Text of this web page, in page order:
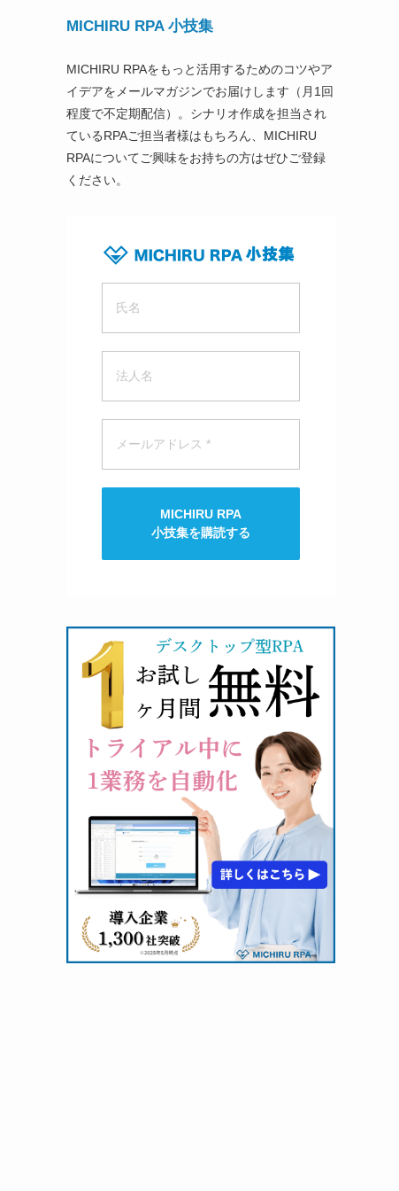
MICHIRU RPA 小技集
MICHIRU RPAをもっと活用するためのコツやア
イデアをメールマガジンでお届けします（月1回
程度で不定期配信）。シナリオ作成を担当され
ているRPAご担当者様はもちろん、MICHIRU
RPAについてご興味をお持ちの方はぜひご登録
ください。
MICHIRU RPA
小技集を購読する